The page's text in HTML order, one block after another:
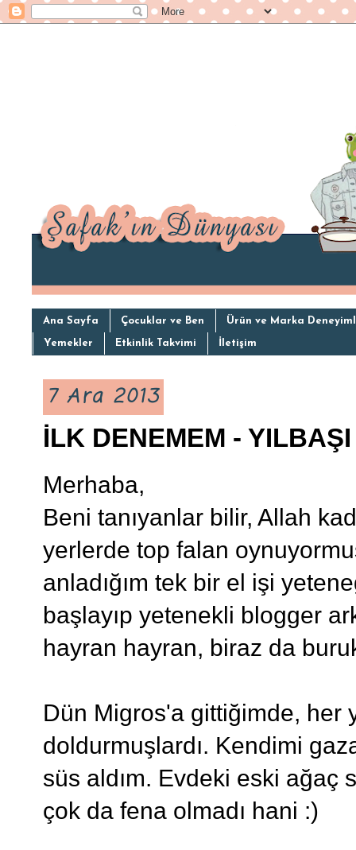
Ana Sayfa Çocuklar ve Ben Ürün ve Marka
Yemekler Etkinlik Takvimi İletişim
7 Ara 2013
İLK DENEMEM -
Merhaba,
Beni tanıyanlar bilir, Allah
yerlerde top falan
anladığım tek bir el işi
başlayıp yetenekli blogger
hayran hayran, biraz da
Dün Migros'a gittiğimde, her
doldurmuşlardı. Kendimi
süs aldım. Evdeki eski ağaç
çok da fena olmadı hani :)